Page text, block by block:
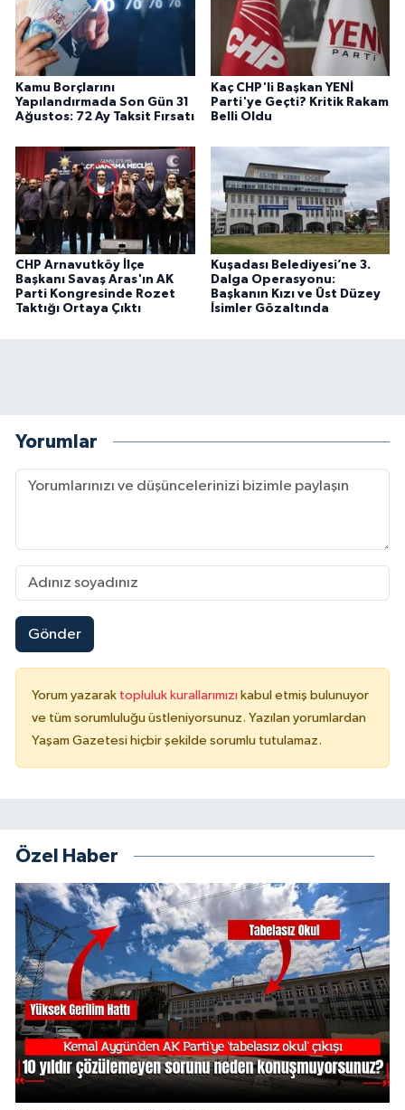
Kamu Borçlarını
Yapılandırmada Son Gün 31
Ağustos: 72 Ay Taksit Fırsatı
Kaç CHP'li Başkan YENİ
Parti'ye Geçti? Kritik Rakam
Belli Oldu
CHP Arnavutköy İlçe
Başkanı Savaş Aras'ın AK
Parti Kongresinde Rozet
Taktığı Ortaya Çıktı
Kuşadası Belediyesi’ne 3.
Dalga Operasyonu:
Başkanın Kızı ve Üst Düzey
İsimler Gözaltında
Yorumlar
Gönder
Yorum yazarak topluluk kurallarımızı kabul etmiş bulunuyor
ve tüm sorumluluğu üstleniyorsunuz. Yazılan yorumlardan
Yaşam Gazetesi hiçbir şekilde sorumlu tutulamaz.
Özel Haber